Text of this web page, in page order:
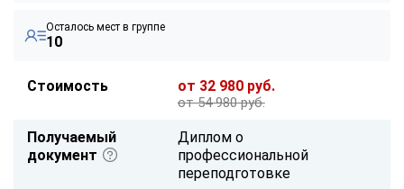
Осталось мест в группе
10
Стоимость от 32 980 руб.
от 54 980 руб.
Получаемый
документ
Диплом о
профессиональной
переподготовке